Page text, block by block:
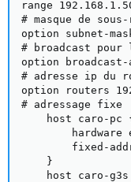
range
# masque de sous-
option subnet-
# broadcast pour
option broadcast-
# adresse ip du
option routers
# adressage fixe
hardware
fixed-
    }
host caro-g3s